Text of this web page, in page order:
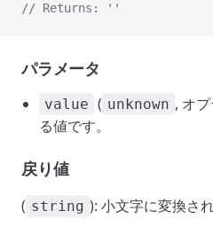
// Returns: ''
パラメータ
value ( unknown , オ
る値です。
戻り値
( string ): 小文字に変換さ